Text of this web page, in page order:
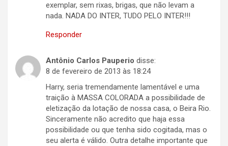
exemplar, sem rixas, brigas, que não levam a
nada. NADA DO INTER, TUDO PELO INTER!!!
Responder
Antônio Carlos Pauperio disse:
8 de fevereiro de 2013 às 18:24
Harry, seria tremendamente lamentável e uma
traição à MASSA COLORADA a possibilidade de
eletização da lotação de nossa casa, o Beira Rio.
Sinceramente não acredito que haja essa
possibilidade ou que tenha sido cogitada, mas o
seu alerta é válido. Outra detalhe importante que